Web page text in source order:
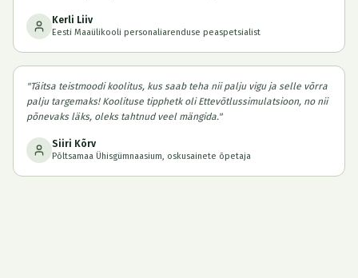
Kerli Liiv
Eesti Maaülikooli personaliarenduse peaspetsialist
"Täitsa teistmoodi koolitus, kus saab teha nii palju vigu ja selle võrra
palju targemaks! Koolituse tipphetk oli Ettevõtlussimulatsioon, no nii
põnevaks läks, oleks tahtnud veel mängida."
Siiri Kõrv
Põltsamaa Ühisgümnaasium, oskusainete õpetaja